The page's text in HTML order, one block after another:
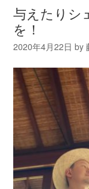
与えたりシ
を！
2020年4月22日 by